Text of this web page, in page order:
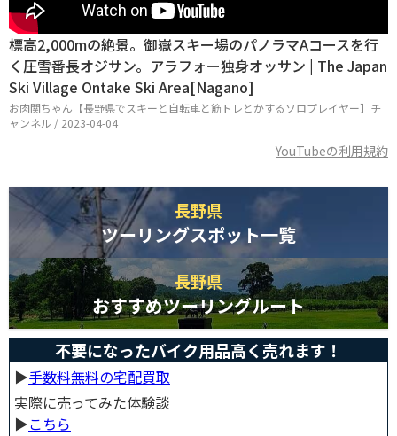
標高2,000mの絶景。御嶽スキー場のパノラマAコースを行
く圧雪番長オジサン。アラフォー独身オッサン | The Japan
Ski Village Ontake Ski Area[Nagano]
お肉関ちゃん【長野県でスキーと自転車と筋トレとかするソロプレイヤー】チ
ャンネル / 2023-04-04
YouTubeの利用規約
長野県
ツーリングスポット一覧
長野県
おすすめツーリングルート
不要になったバイク用品高く売れます！
▶︎手数料無料の宅配買取
実際に売ってみた体験談
▶︎こちら